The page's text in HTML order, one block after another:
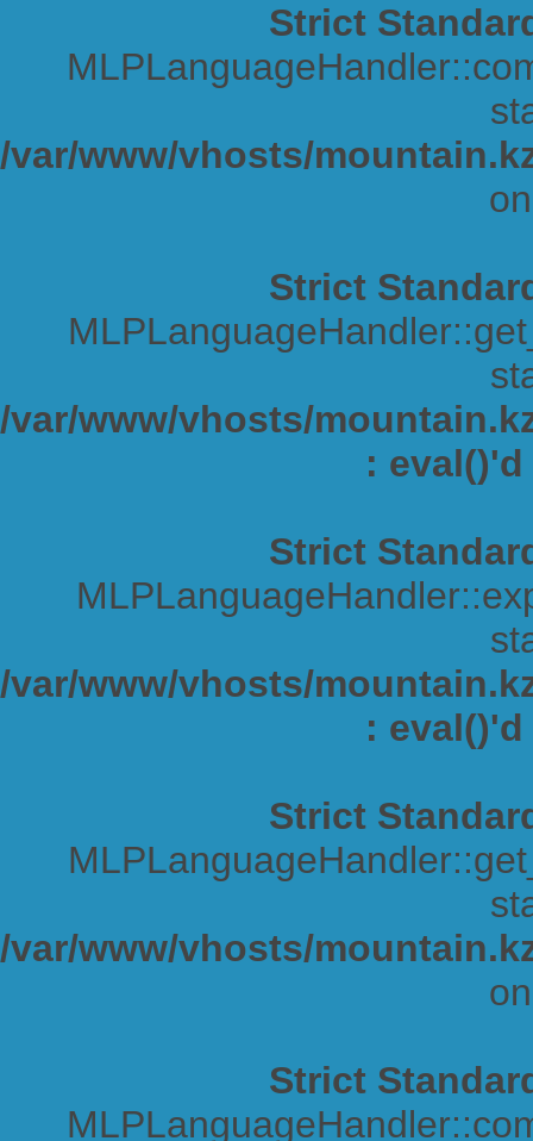
Strict
/var/www/vhosts/
Strict
/var/www/vhosts/
:
Strict
/var/www/vhosts/
:
Strict
/var/www/vhosts/
Strict